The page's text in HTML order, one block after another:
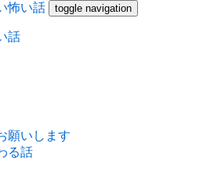
怖い話 toggle navigation
話
願いします
る話